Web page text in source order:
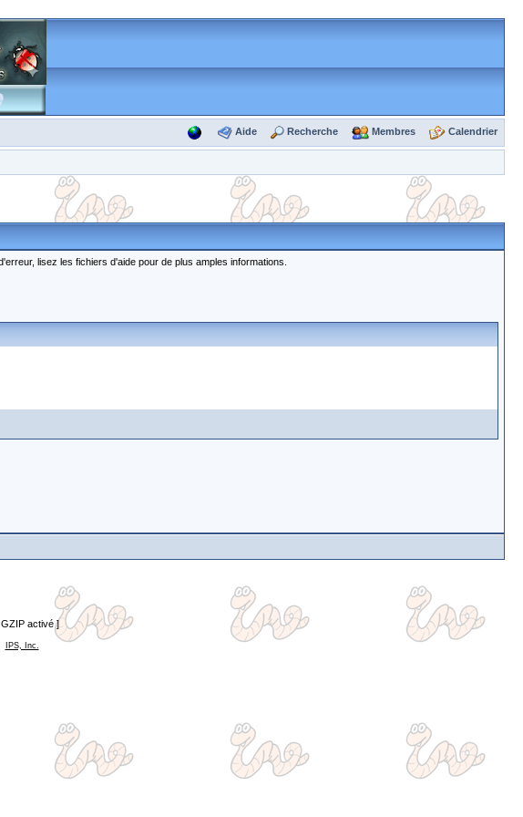
Aide Recherche Membres Calendrier
lisez les fichiers d'aide pour de plus amples informations.
activé ]
IPS, Inc.